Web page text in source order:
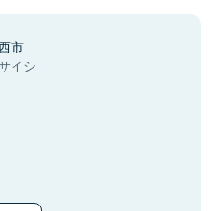
市
イシ